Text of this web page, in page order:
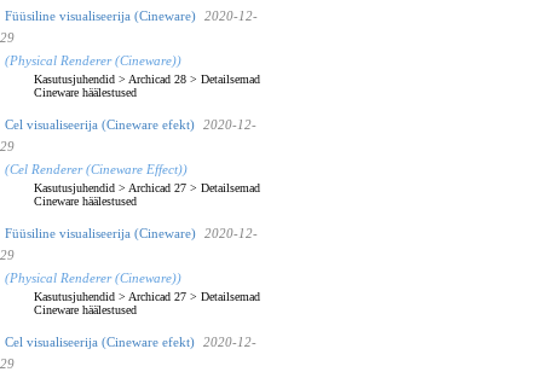
Füüsiline visualiseerija (Cineware)
2020-12-
29
(Physical Renderer (Cineware))
Kasutusjuhendid > Archicad 28 > Detailsemad
Cineware häälestused
Cel visualiseerija (Cineware efekt)
2020-12-
29
(Cel Renderer (Cineware Effect))
Kasutusjuhendid > Archicad 27 > Detailsemad
Cineware häälestused
Füüsiline visualiseerija (Cineware)
2020-12-
29
(Physical Renderer (Cineware))
Kasutusjuhendid > Archicad 27 > Detailsemad
Cineware häälestused
Cel visualiseerija (Cineware efekt)
2020-12-
29